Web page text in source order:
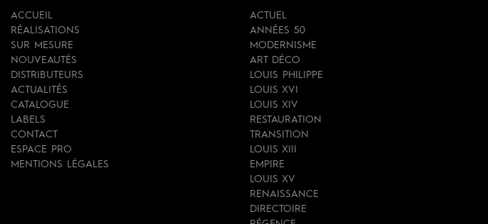
ACCUEIL
RÉALISATIONS
SUR MESURE
NOUVEAUTÉS
DISTRIBUTEURS
ACTUALITÉS
CATALOGUE
LABELS
CONTACT
ESPACE PRO
MENTIONS LÉGALES
ACTUEL
ANNÉES 50
MODERNISME
ART DÉCO
LOUIS PHILIPPE
LOUIS XVI
LOUIS XIV
RESTAURATION
TRANSITION
LOUIS XIII
EMPIRE
LOUIS XV
RENAISSANCE
DIRECTOIRE